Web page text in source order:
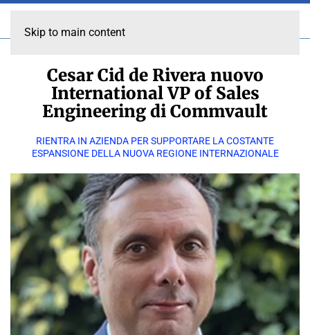
Skip to main content
Cesar Cid de Rivera nuovo
International VP of Sales
Engineering di Commvault
RIENTRA IN AZIENDA PER SUPPORTARE LA COSTANTE
ESPANSIONE DELLA NUOVA REGIONE INTERNAZIONALE